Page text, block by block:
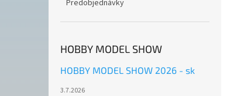
Predobjednávky
HOBBY MODEL SHOW
HOBBY MODEL SHOW 2026 - sk
3.7.2026